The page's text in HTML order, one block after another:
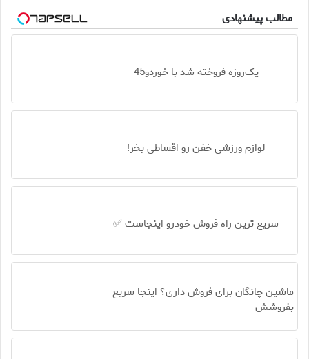
مطالب پیشنهادی
یک‌روزه فروخته شد با خوردو45
لوازم ورزشی خفن رو اقساطی بخر!
سریع ترین راه فروش خودرو اینجاست ✅
ماشین چانگان برای فروش داری؟ اینجا سریع
بفروشش